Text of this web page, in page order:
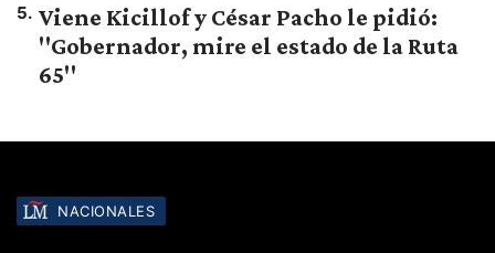
5. Viene Kicillof y César Pacho le pidió:
"Gobernador, mire el estado de la Ruta
65"
NACIONALES